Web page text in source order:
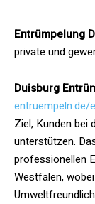
Entrümpelung
private und
Duisburg
entruempeln.de/
Ziel, Kunden bei
unterstützen.
professionellen
Westfalen,